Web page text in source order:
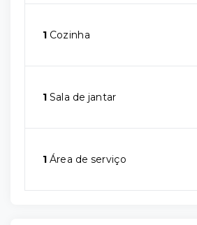
1 Cozinha
1 Sala de jantar
1 Área de serviço